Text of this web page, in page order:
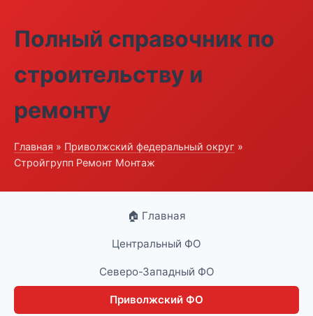
Полный справочник по
строительству и
ремонту
Главная » Приволжский федеральный округ »
Стройгрупп Ремонт Монтаж
🏠 Главная
Центральный ФО
Северо-Западный ФО
Приволжский ФО